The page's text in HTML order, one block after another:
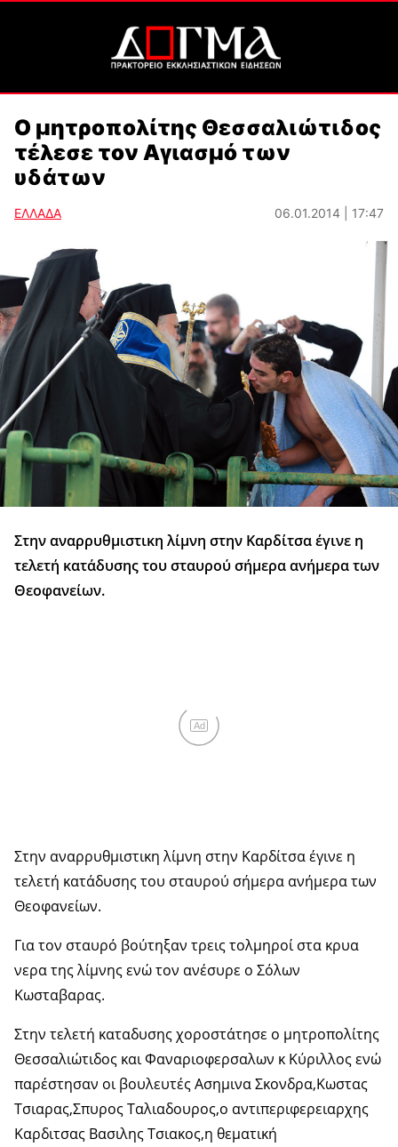
Ο μητροπολίτης Θεσσαλιώτιδος
τέλεσε τον Αγιασμό των
υδάτων
ΕΛΛΑΔΑ 06.01.2014 | 17:47
Στην αναρρυθμιστικη λίμνη στην Καρδίτσα έγινε η
τελετή κατάδυσης του σταυρού σήμερα ανήμερα των
Θεοφανείων.
Ad
Στην αναρρυθμιστικη λίμνη στην Καρδίτσα έγινε η
τελετή κατάδυσης του σταυρού σήμερα ανήμερα των
Θεοφανείων.
Για τον σταυρό βούτηξαν τρεις τολμηροί στα κρυα
νερα της λίμνης ενώ τον ανέσυρε ο Σόλων
Κωσταβαρας.
Στην τελετή καταδυσης χοροστάτησε ο μητροπολίτης
Θεσσαλιώτιδος και Φαναριοφερσαλων κ Κύριλλος ενώ
παρέστησαν οι βουλευτές Ασημινα Σκονδρα,Κωστας
Τσιαρας,Σπυρος Ταλιαδουρος,ο αντιπεριφερειαρχης
Καρδιτσας Βασιλης Τσιακος,η θεματική